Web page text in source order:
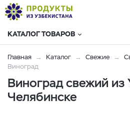
КАТАЛОГ ТОВАРОВ
Главная Каталог Свежие
Виноград
Виноград свежий из
Челябинске